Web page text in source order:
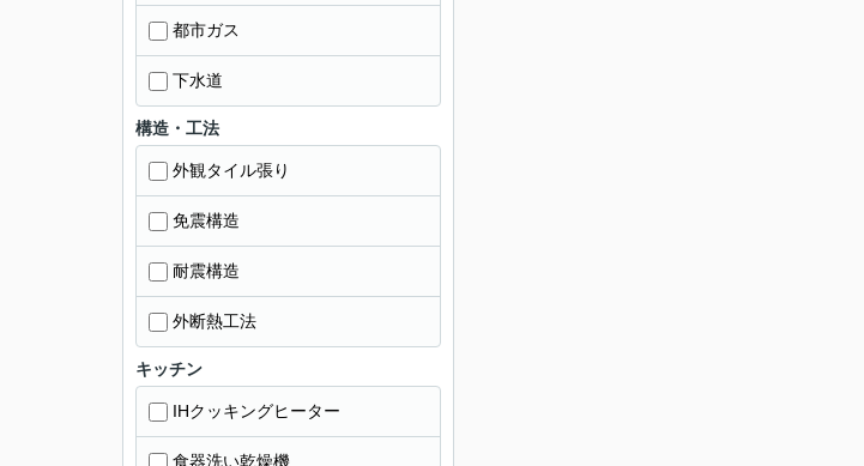
都市ガス
下水道
構造・工法
外観タイル張り
免震構造
耐震構造
外断熱工法
キッチン
IHクッキングヒーター
食器洗い乾燥機